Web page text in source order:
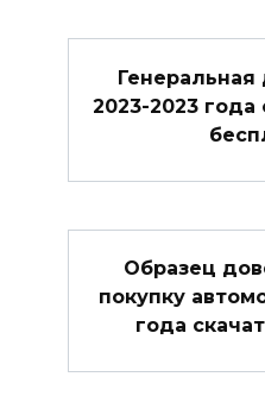
Генеральная
2023-2023 года
Образец
покупку
года